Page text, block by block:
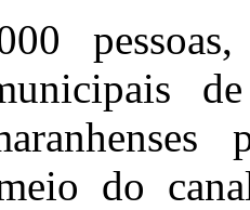
do